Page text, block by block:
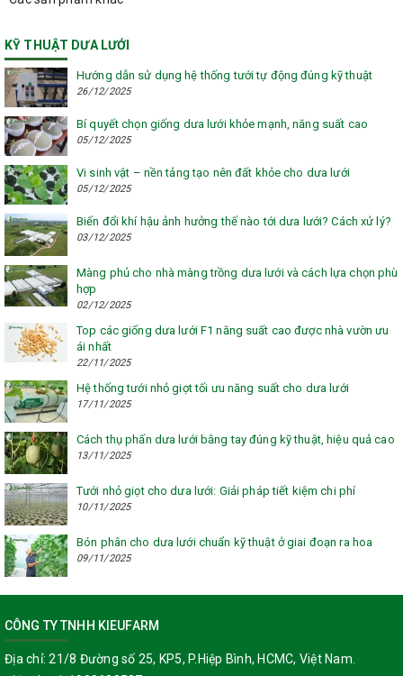
KỸ THUẬT DƯA LƯỚI
Hướng dẫn sử dụng hệ thống tưới tự động đúng kỹ thuật
26/12/2025
Bí quyết chọn giống dưa lưới khỏe mạnh, năng suất cao
05/12/2025
Vi sinh vật – nền tảng tạo nên đất khỏe cho dưa lưới
05/12/2025
Biến đổi khí hậu ảnh hưởng thế nào tới dưa lưới? Cách xử lý?
03/12/2025
Màng phủ cho nhà màng trồng dưa lưới và cách lựa chọn phù
hợp
02/12/2025
Top các giống dưa lưới F1 năng suất cao được nhà vườn ưu
ái nhất
22/11/2025
Hệ thống tưới nhỏ giọt tối ưu năng suất cho dưa lưới
17/11/2025
Cách thụ phấn dưa lưới bằng tay đúng kỹ thuật, hiệu quả cao
13/11/2025
Tưới nhỏ giọt cho dưa lưới: Giải pháp tiết kiệm chi phí
10/11/2025
Bón phân cho dưa lưới chuẩn kỹ thuật ở giai đoạn ra hoa
09/11/2025
CÔNG TY TNHH KIEUFARM
Địa chỉ: 21/8 Đường số 25, KP5, P.Hiệp Bình, HCMC, Việt Nam.